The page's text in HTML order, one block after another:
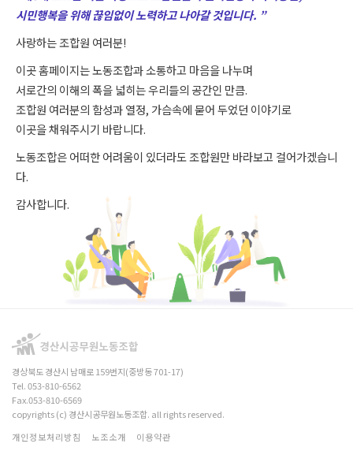
시민행복을 위해 끊임없이 노력하고 나아갈 것입니다. ”
사랑하는 조합원 여러분!
이곳 홈페이지는 노동조합과 소통하고 마음을 나누며
서로간의 이해의 폭을 넓히는 우리들의 공간인 만큼.
조합원 여러분의 함성과 열정, 가슴속에 묻어 두었던 이야기로
이곳을 채워주시기 바랍니다.
노동조합은 어떠한 어려움이 있더라도 조합원만 바라보고 걸어가겠습니
다.
감사합니다.
경상북도 경산시 남매로 159번지(중방동 701-17)
Tel. 053-810-6562
Fax.053-810-6569
copyrights (c) 경산시공무원노동조합. all rights reserved.
개인정보처리방침
노조소개 이용약관